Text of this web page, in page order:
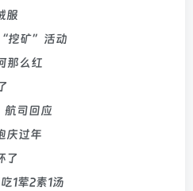
服
挖矿”活动
那么红
航司回应
庆过年
了
1荤2素1汤